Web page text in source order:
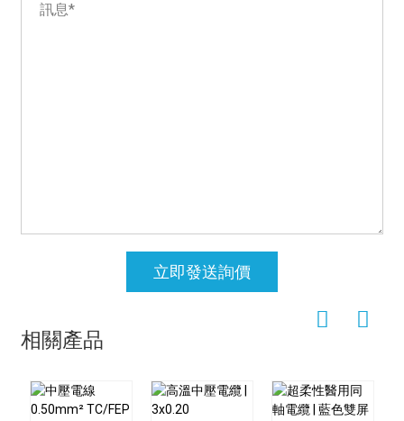
立即發送詢價
相關產品